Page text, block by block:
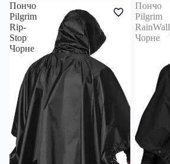
Пончо
Pilgrim
Rip-
Stop
Чорне
Пончо
Pilgrim
RainWall
Чорне